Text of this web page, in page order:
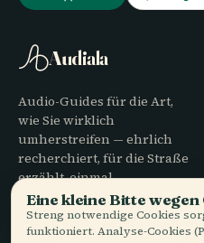
Audiala
Audio-Guides für die Art,
wie Sie wirklich
umherstreifen — ehrlich
recherchiert, für die Straße
erzählt, einmal
heruntergeladen.
UNTERNEHMEN
Eine kleine Bitte wegen
Streng notwendige Cookies
funktioniert. Analyse-Cookies